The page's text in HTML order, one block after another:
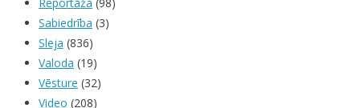
Sabiedrība (3)
Sleja (836)
Valoda (19)
Vēsture (32)
Video (208)